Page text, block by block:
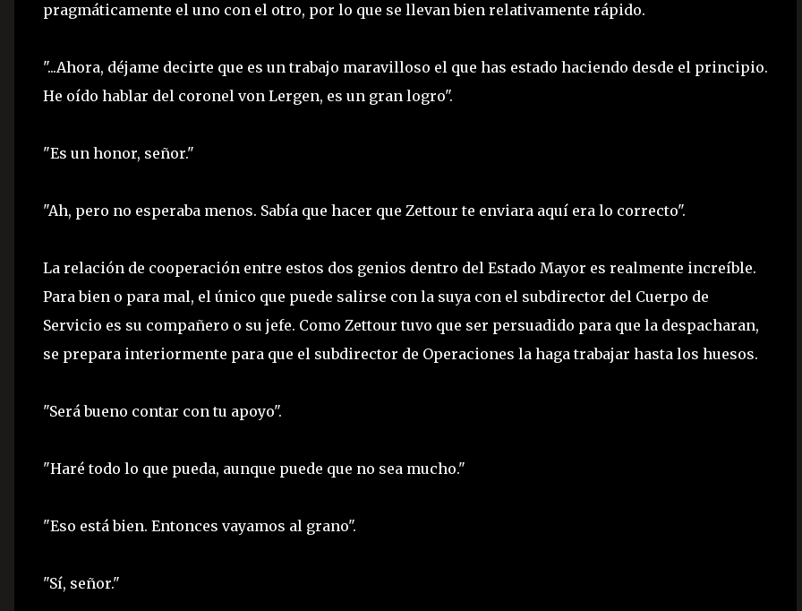
pragmáticamente el uno con el otro, por lo que se llevan bien relativamente rápido.
"...Ahora, déjame decirte que es un trabajo maravilloso el que has estado haciendo desde el principio.
He oído hablar del coronel von Lergen, es un gran logro".
"Es un honor, señor."
"Ah, pero no esperaba menos. Sabía que hacer que Zettour te enviara aquí era lo correcto".
La relación de cooperación entre estos dos genios dentro del Estado Mayor es realmente increíble.
Para bien o para mal, el único que puede salirse con la suya con el subdirector del Cuerpo de
Servicio es su compañero o su jefe. Como Zettour tuvo que ser persuadido para que la despacharan,
se prepara interiormente para que el subdirector de Operaciones la haga trabajar hasta los huesos.
"Será bueno contar con tu apoyo".
"Haré todo lo que pueda, aunque puede que no sea mucho."
"Eso está bien. Entonces vayamos al grano".
"Sí, señor."